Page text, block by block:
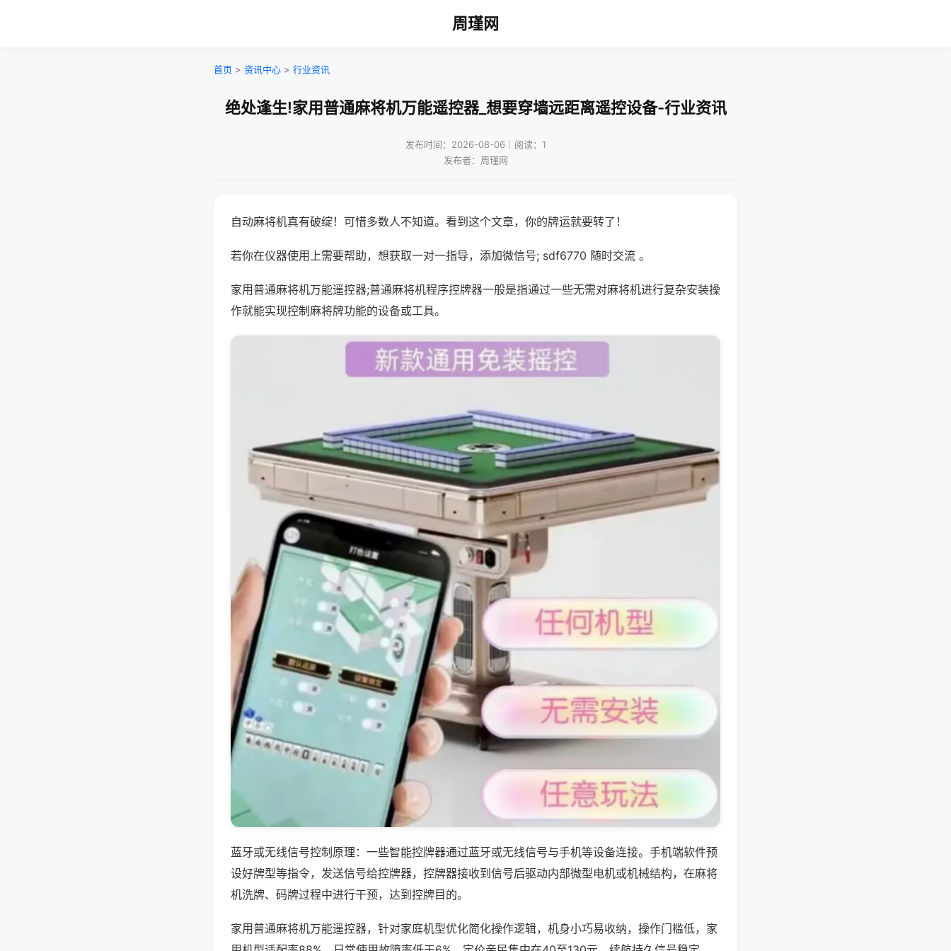
周瑾网
首页 > 资讯中心 > 行业资讯
绝处逢生!家用普通麻将机万能遥控器_想要穿墙远距离遥控设备-行业资讯
发布时间：2026-08-06｜阅读：1
发布者：周瑾网
自动麻将机真有破绽！可惜多数人不知道。看到这个文章，你的牌运就要转了！
若你在仪器使用上需要帮助，想获取一对一指导，添加微信号; sdf6770 随时交流 。
家用普通麻将机万能遥控器;普通麻将机程序控牌器一般是指通过一些无需对麻将机进行复杂安装操
作就能实现控制麻将牌功能的设备或工具。
蓝牙或无线信号控制原理：一些智能控牌器通过蓝牙或无线信号与手机等设备连接。手机端软件预
设好牌型等指令，发送信号给控牌器，控牌器接收到信号后驱动内部微型电机或机械结构，在麻将
机洗牌、码牌过程中进行干预，达到控牌目的。
家用普通麻将机万能遥控器，针对家庭机型优化简化操作逻辑，机身小巧易收纳，操作门槛低，家